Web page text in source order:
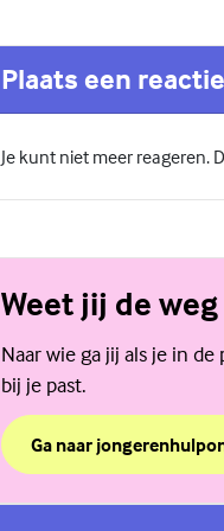
Plaats een reactie
Je kunt niet meer reageren.
Weet jij de
Naar wie ga jij als je in
bij je past.
Ga naar
over Weet jij de weg
(Externe link)